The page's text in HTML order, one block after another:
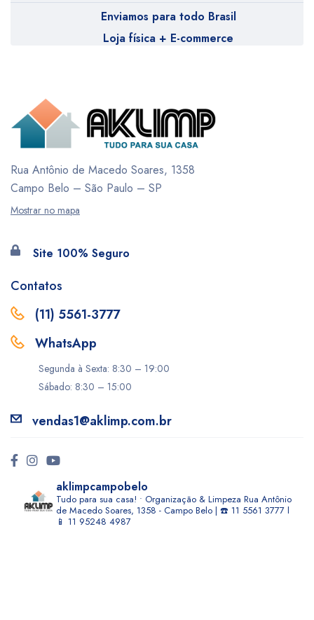
Enviamos para todo Brasil
Loja física + E-commerce
Rua Antônio de Macedo Soares, 1358
Campo Belo – São Paulo – SP
Mostrar no mapa
Site 100% Seguro
Contatos
(11) 5561-3777
WhatsApp
Segunda à Sexta: 8:30 – 19:00
Sábado: 8:30 – 15:00
vendas1@aklimp.com.br
aklimpcampobelo
Tudo para sua casa! • Organização & Limpeza Rua Antônio
de Macedo Soares, 1358 - Campo Belo | ☎️ 11 5561 3777 l
📱 11 95248 4987